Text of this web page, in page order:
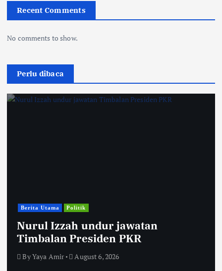
Recent Comments
No comments to show.
Perlu dibaca
Berita Utama Politik
Nurul Izzah undur jawatan
Timbalan Presiden PKR
ByYaya Amir August 6, 2026